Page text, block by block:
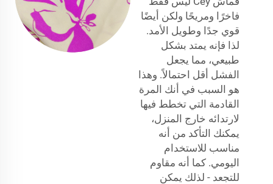
فاخرًا ومريحًا ولكن أيضًا
قوي جدًا وطويل الأمد.
لذا فإنه يمتد بشكل
طبيعي، مما يجعل
الفشل أقل احتمالاً. وهذا
هو السبب في أنك المرة
القادمة التي تخطط فيها
لارتدائه خارج المنزل،
يمكنك التأكد من أنه
مناسب للاستخدام
اليومي. كما أنه مقاوم
للتجعد - لذلك يمكن